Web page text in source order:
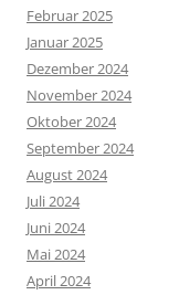
Februar 2025
Januar 2025
Dezember 2024
November 2024
Oktober 2024
September 2024
August 2024
Juli 2024
Juni 2024
Mai 2024
April 2024